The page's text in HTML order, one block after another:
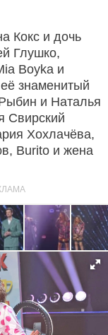
Кокс и дочь
Глушко,
Boyka и
знаменитый
и Наталья
Свирский
Хохлачёва,
Burito и жена